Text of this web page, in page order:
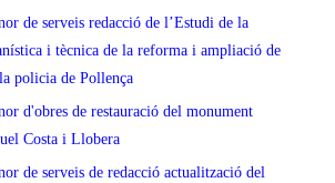
de serveis redacció de l’Estudi de la
i tècnica de la reforma i ampliació de
policia de Pollença
d'obres de restauració del monument
Costa i Llobera
de serveis de redacció actualització del